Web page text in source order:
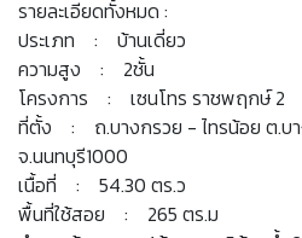
รายละเอียดทั้งหมด :
ประเภท : บ้านเดี่ยว
ความสูง : 2ชั้น
โครงการ : เซนโทร ราชพฤกษ์ 2
ที่ตั้ง : ถ.บางกรวย - ไทรน้อย ต.บา
จ.นนทบุรี1000
เนื้อที่ : 54.30 ตร.ว
พื้นที่ใช้สอย : 265 ตร.ม